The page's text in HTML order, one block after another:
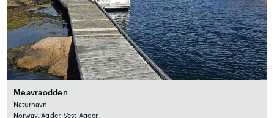
Meavraodden
Naturhavn
Norway, Agder, Vest-Agder